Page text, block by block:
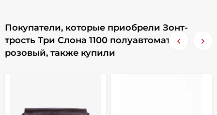
Покупатели, которые приобрели Зонт-
трость Три Слона 1100 полуавтомат
розовый, также купили